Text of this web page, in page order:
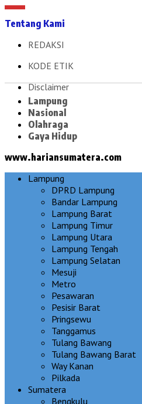
Tentang Kami
REDAKSI
KODE ETIK
Disclaimer
Lampung
Nasional
Olahraga
Gaya Hidup
www.hariansumatera.com
Lampung
DPRD Lampung
Bandar Lampung
Lampung Barat
Lampung Timur
Lampung Utara
Lampung Tengah
Lampung Selatan
Mesuji
Metro
Pesawaran
Pesisir Barat
Pringsewu
Tanggamus
Tulang Bawang
Tulang Bawang Barat
Way Kanan
Pilkada
Sumatera
Bengkulu